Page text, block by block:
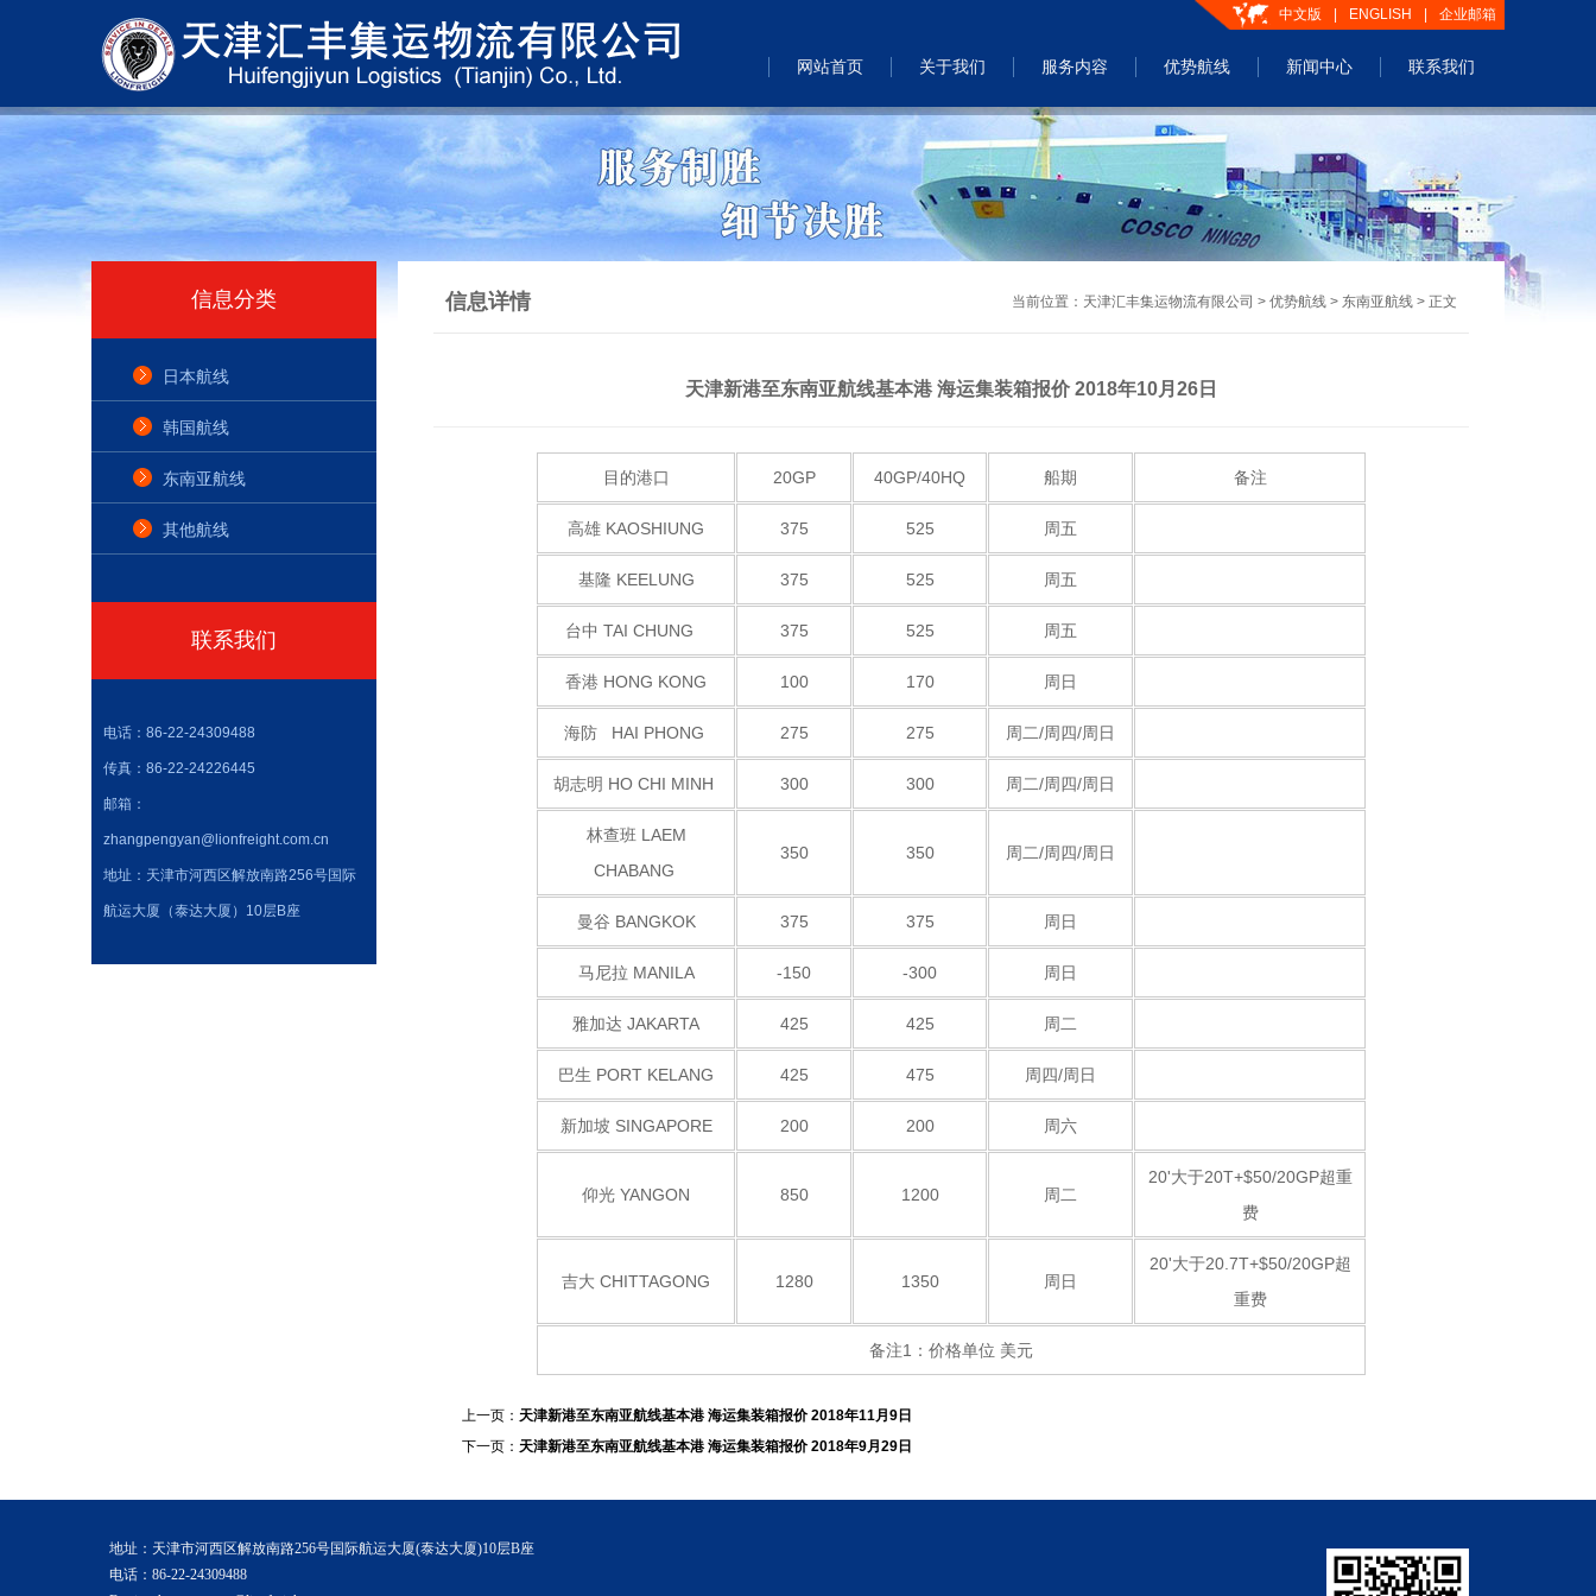
中文版 ENGLISH 企业邮箱
网站首页 关于我们 服务内容 优势航线 新闻中心 联系我们
信息分类
日本航线
韩国航线
东南亚航线
其他航线
联系我们
电话：86-22-24309488
传真：86-22-24226445
邮箱：
zhangpengyan@lionfreight.com.cn
地址：天津市河西区解放南路256号国际
航运大厦（泰达大厦）10层B座
信息详情 当前位置： 天津汇丰集运物流有限公司 > 优势航线 > 东南亚航线 > 正文
天津新港至东南亚航线基本港 海运集装箱报价 2018年10月26日
目的港口 20GP 40GP/40HQ 船期 备注
高雄 KAOSHIUNG 375 525 周五
基隆 KEELUNG 375 525 周五
台中 TAI CHUNG 375 525 周五
香港 HONG KONG 100 170 周日
海防 HAI PHONG 275 275 周二/周四/周日
胡志明 HO CHI MINH 300 300 周二/周四/周日
林查班 LAEM
CHABANG
350 350 周二/周四/周日
曼谷 BANGKOK 375 375 周日
马尼拉 MANILA -150 -300 周日
雅加达 JAKARTA 425 425 周二
巴生 PORT KELANG 425 475 周四/周日
新加坡 SINGAPORE 200 200 周六
仰光 YANGON 850 1200 周二
20'大于20T+$50/20GP超重
费
吉大 CHITTAGONG 1280 1350 周日
20'大于20.7T+$50/20GP超
重费
备注1：价格单位 美元
上一页： 天津新港至东南亚航线基本港 海运集装箱报价 2018年11月9日
下一页： 天津新港至东南亚航线基本港 海运集装箱报价 2018年9月29日
地址：天津市河西区解放南路256号国际航运大厦(泰达大厦)10层B座
电话：86-22-24309488